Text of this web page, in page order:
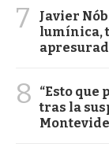
7
Javier
lumínica,
8
“Esto que
tras la